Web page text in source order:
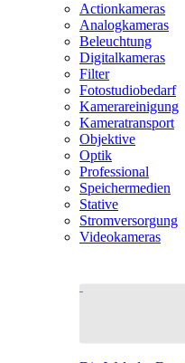
Actionkameras
Analogkameras
Beleuchtung
Digitalkameras
Filter
Fotostudiobedarf
Kamerareinigung
Kameratransport
Objektive
Optik
Professional
Speichermedien
Stative
Stromversorgung
Videokameras